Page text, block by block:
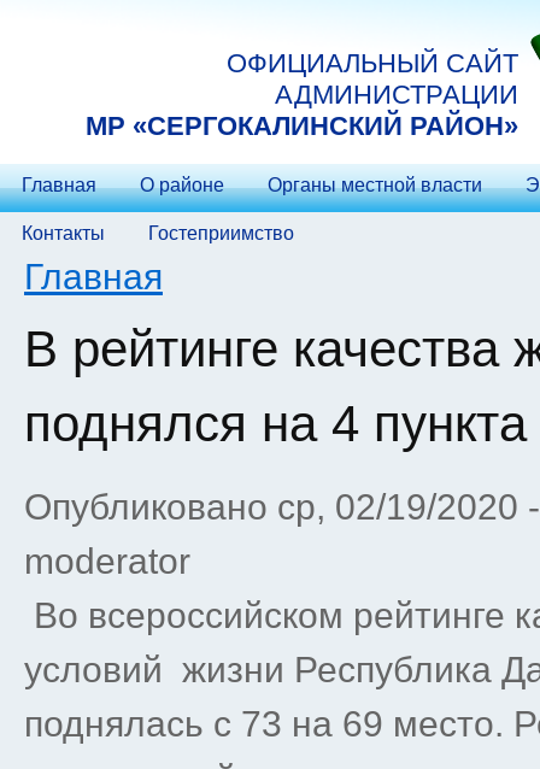
ОФИЦИАЛЬНЫЙ САЙТ
АДМИНИСТРАЦИИ
МP «СЕРГОКАЛИНСКИЙ РАЙОН»
Главная О районе Органы местной власти
Контакты Гостеприимство
Вы здесь
Главная
В рейтинге качества
поднялся на 4 пункта
Опубликовано ср, 02/19/2020
moderator
Во всероссийском рейтинге
условий жизни Республика
поднялась с 73 на 69 место.